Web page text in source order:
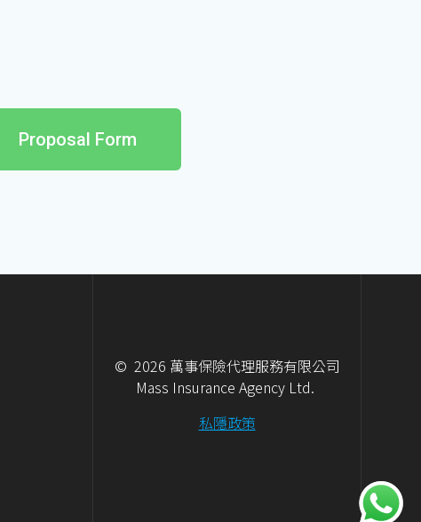
Proposal Form
© 2026 萬事保險代理服務有限公司
Mass Insurance Agency Ltd.
私隱政策